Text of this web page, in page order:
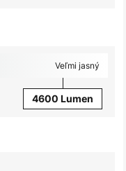
Veľmi jasný
4600 Lumen